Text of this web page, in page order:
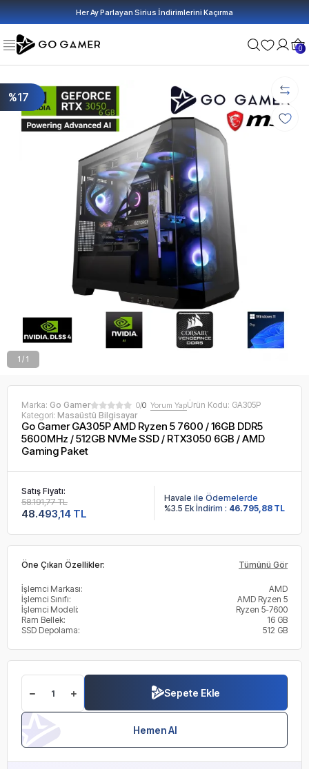
Her Ay Parlayan Sirius İndirimlerini Kaçırma
0
%17
1 / 1
Marka: Go Gamer 0/0 Yorum YapÜrün Kodu: GA305P
Kategori: Masaüstü Bilgisayar
Go Gamer GA305P AMD Ryzen 5 7600 / 16GB DDR5
5600MHz / 512GB NVMe SSD / RTX3050 6GB / AMD
Gaming Paket
Satış Fiyatı:
48.493,14 TL
58.191,77 TL
Havale ile Ödemelerde
%3.5 Ek İndirim : 46.795,88 TL
Öne Çıkan Özellikler: Tümünü Gör
İşlemci Markası:
AMD
İşlemci Sınıfı:
AMD Ryzen 5
İşlemci Modeli:
Ryzen 5-7600
Ram Bellek:
16 GB
SSD Depolama:
512 GB
Sepete Ekle
Hemen Al